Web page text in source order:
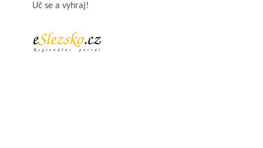
Uč se a vyhraj!